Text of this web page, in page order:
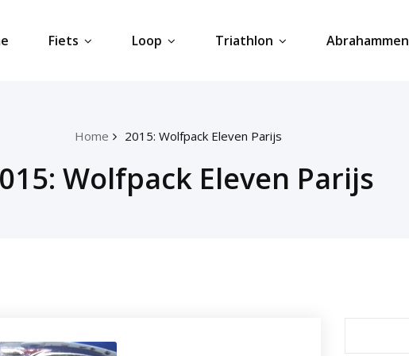
Fiets Loop Triathlon Abrahammen
Home 2015: Wolfpack Eleven Parijs
Wolfpack Eleven Parijs